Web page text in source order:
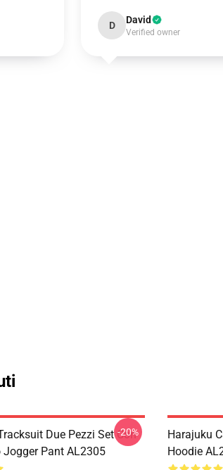
D David
Verified owner
Due Pezzi Set Con
Jogger Pant AL2305
-20%
Harajuku
Hoodie